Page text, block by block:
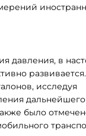
давления, в
исследуя
дальнейшего
было